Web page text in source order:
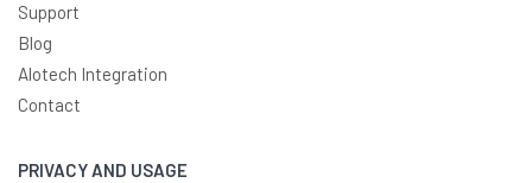
Support
Blog
Alotech Integration
Contact
PRIVACY AND USAGE